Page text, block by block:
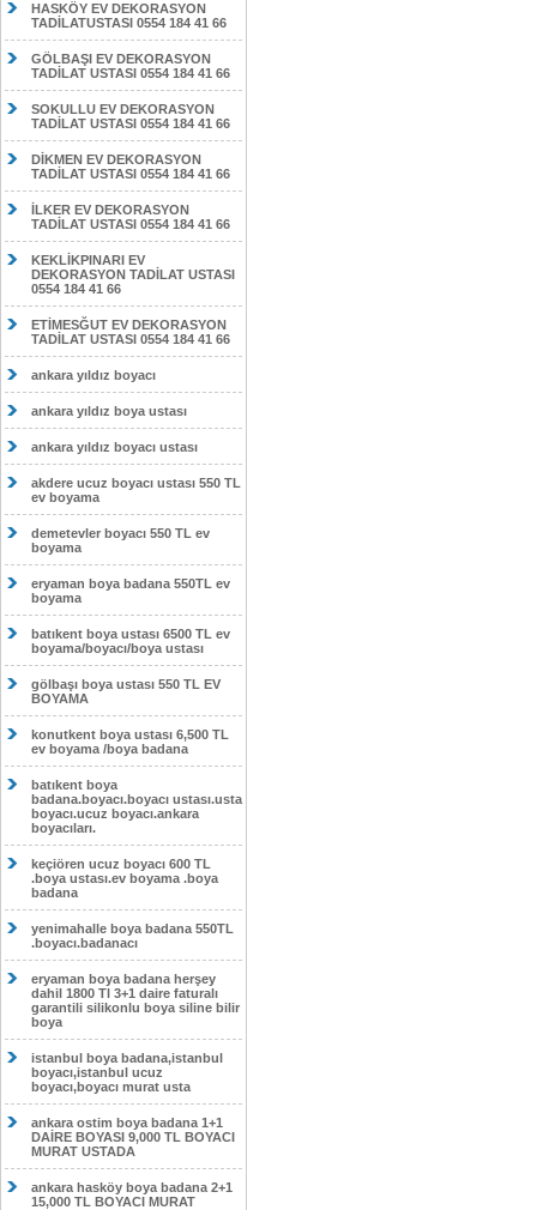
HASKÖY EV DEKORASYON
TADİLATUSTASI 0554 184 41 66
GÖLBAŞI EV DEKORASYON
TADİLAT USTASI 0554 184 41 66
SOKULLU EV DEKORASYON
TADİLAT USTASI 0554 184 41 66
DİKMEN EV DEKORASYON
TADİLAT USTASI 0554 184 41 66
İLKER EV DEKORASYON
TADİLAT USTASI 0554 184 41 66
KEKLİKPINARI EV
DEKORASYON TADİLAT USTASI
0554 184 41 66
ETİMESĞUT EV DEKORASYON
TADİLAT USTASI 0554 184 41 66
ankara yıldız boyacı
ankara yıldız boya ustası
ankara yıldız boyacı ustası
akdere ucuz boyacı ustası 550 TL
ev boyama
demetevler boyacı 550 TL ev
boyama
eryaman boya badana 550TL ev
boyama
batıkent boya ustası 6500 TL ev
boyama/boyacı/boya ustası
gölbaşı boya ustası 550 TL EV
BOYAMA
konutkent boya ustası 6,500 TL
ev boyama /boya badana
batıkent boya
badana.boyacı.boyacı ustası.usta
boyacı.ucuz boyacı.ankara
boyacıları.
keçiören ucuz boyacı 600 TL
.boya ustası.ev boyama .boya
badana
yenimahalle boya badana 550TL
.boyacı.badanacı
eryaman boya badana herşey
dahil 1800 Tl 3+1 daire faturalı
garantili silikonlu boya siline bilir
boya
istanbul boya badana,istanbul
boyacı,istanbul ucuz
boyacı,boyacı murat usta
ankara ostim boya badana 1+1
DAİRE BOYASI 9,000 TL BOYACI
MURAT USTADA
ankara hasköy boya badana 2+1
15,000 TL BOYACI MURAT